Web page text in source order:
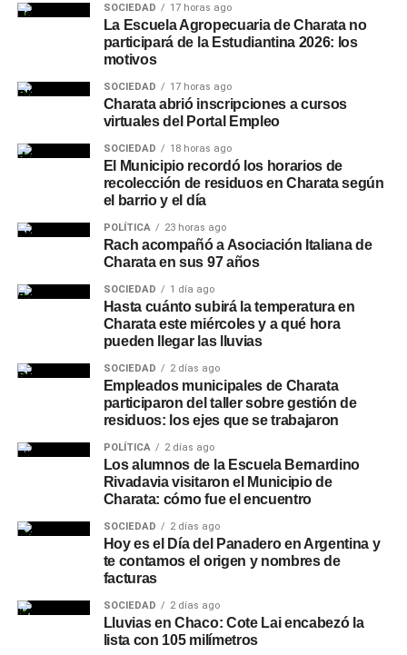
SOCIEDAD 17 horas ago
La Escuela Agropecuaria de Charata no
participará de la Estudiantina 2026: los
motivos
SOCIEDAD 17 horas ago
Charata abrió inscripciones a cursos
virtuales del Portal Empleo
SOCIEDAD 18 horas ago
El Municipio recordó los horarios de
recolección de residuos en Charata según
el barrio y el día
POLÍTICA 23 horas ago
Rach acompañó a Asociación Italiana de
Charata en sus 97 años
SOCIEDAD 1 día ago
Hasta cuánto subirá la temperatura en
Charata este miércoles y a qué hora
pueden llegar las lluvias
SOCIEDAD 2 días ago
Empleados municipales de Charata
participaron del taller sobre gestión de
residuos: los ejes que se trabajaron
POLÍTICA 2 días ago
Los alumnos de la Escuela Bernardino
Rivadavia visitaron el Municipio de
Charata: cómo fue el encuentro
SOCIEDAD 2 días ago
Hoy es el Día del Panadero en Argentina y
te contamos el origen y nombres de
facturas
SOCIEDAD 2 días ago
Lluvias en Chaco: Cote Lai encabezó la
lista con 105 milímetros